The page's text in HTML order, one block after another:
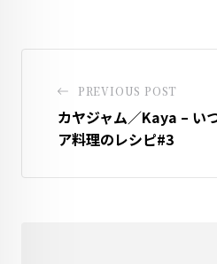
PREVIOUS POST
カヤジャム／Kaya – い
ア料理のレシピ#3